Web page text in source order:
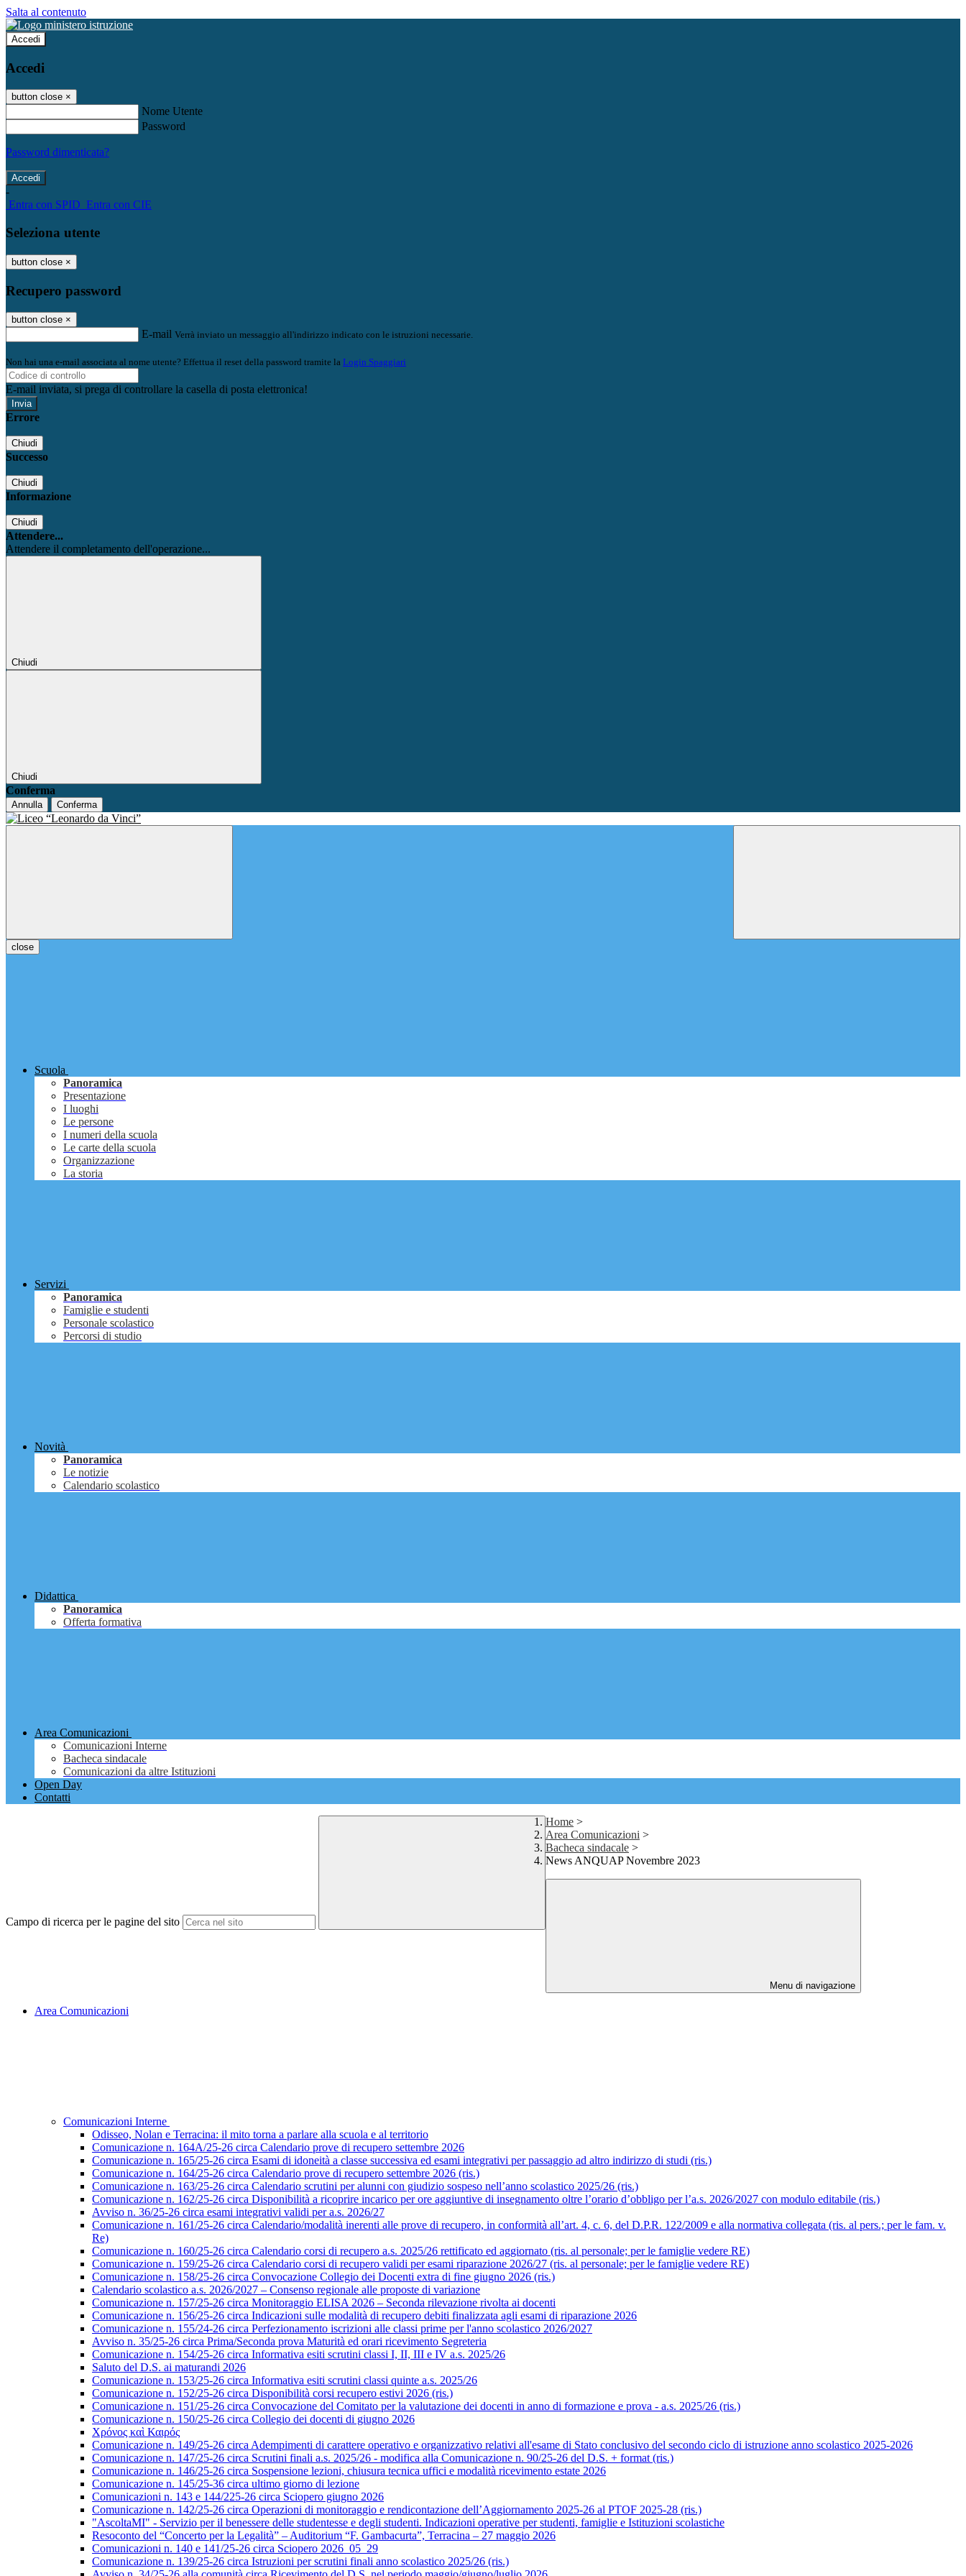
Salta al contenuto
Accedi
Accedi
button close ×
Nome Utente
Password
Password dimenticata?
-
Entra con SPID Entra con CIE
Seleziona utente
button close ×
Recupero password
button close ×
E-mail Verrà inviato un messaggio all'indirizzo indicato con le istruzioni necessarie.
Non hai una e-mail associata al nome utente? Effettua il reset della password tramite la Login Spaggiari
E-mail inviata, si prega di controllare la casella di posta elettronica!
Errore
Chiudi
Successo
Chiudi
Informazione
Chiudi
Attendere...
Attendere il completamento dell'operazione...
Chiudi
Chiudi
Conferma
Annulla Conferma
close
Scuola
Panoramica
Presentazione
I luoghi
Le persone
I numeri della scuola
Le carte della scuola
Organizzazione
La storia
Servizi
Panoramica
Famiglie e studenti
Personale scolastico
Percorsi di studio
Novità
Panoramica
Le notizie
Calendario scolastico
Didattica
Panoramica
Offerta formativa
Area Comunicazioni
Comunicazioni Interne
Bacheca sindacale
Comunicazioni da altre Istituzioni
Open Day
Contatti
Campo di ricerca per le pagine del sito
Home >
Area Comunicazioni >
Bacheca sindacale >
News ANQUAP Novembre 2023
Menu di navigazione
Area Comunicazioni
Comunicazioni Interne
Odisseo, Nolan e Terracina: il mito torna a parlare alla scuola e al territorio
Comunicazione n. 164A/25-26 circa Calendario prove di recupero settembre 2026
Comunicazione n. 165/25-26 circa Esami di idoneità a classe successiva ed esami integrativi per passaggio ad altro indirizzo di studi (ris.)
Comunicazione n. 164/25-26 circa Calendario prove di recupero settembre 2026 (ris.)
Comunicazione n. 163/25-26 circa Calendario scrutini per alunni con giudizio sospeso nell’anno scolastico 2025/26 (ris.)
Comunicazione n. 162/25-26 circa Disponibilità a ricoprire incarico per ore aggiuntive di insegnamento oltre l’orario d’obbligo per l’a.s. 2026/2027 con modulo editabile (ris.)
Avviso n. 36/25-26 circa esami integrativi validi per a.s. 2026/27
Comunicazione n. 161/25-26 circa Calendario/modalità inerenti alle prove di recupero, in conformità all’art. 4, c. 6, del D.P.R. 122/2009 e alla normativa collegata (ris. al pers.; per le fam. v.
Re)
Comunicazione n. 160/25-26 circa Calendario corsi di recupero a.s. 2025/26 rettificato ed aggiornato (ris. al personale; per le famiglie vedere RE)
Comunicazione n. 159/25-26 circa Calendario corsi di recupero validi per esami riparazione 2026/27 (ris. al personale; per le famiglie vedere RE)
Comunicazione n. 158/25-26 circa Convocazione Collegio dei Docenti extra di fine giugno 2026 (ris.)
Calendario scolastico a.s. 2026/2027 – Consenso regionale alle proposte di variazione
Comunicazione n. 157/25-26 circa Monitoraggio ELISA 2026 – Seconda rilevazione rivolta ai docenti
Comunicazione n. 156/25-26 circa Indicazioni sulle modalità di recupero debiti finalizzata agli esami di riparazione 2026
Comunicazione n. 155/24-26 circa Perfezionamento iscrizioni alle classi prime per l'anno scolastico 2026/2027
Avviso n. 35/25-26 circa Prima/Seconda prova Maturità ed orari ricevimento Segreteria
Comunicazione n. 154/25-26 circa Informativa esiti scrutini classi I, II, III e IV a.s. 2025/26
Saluto del D.S. ai maturandi 2026
Comunicazione n. 153/25-26 circa Informativa esiti scrutini classi quinte a.s. 2025/26
Comunicazione n. 152/25-26 circa Disponibilità corsi recupero estivi 2026 (ris.)
Comunicazione n. 151/25-26 circa Convocazione del Comitato per la valutazione dei docenti in anno di formazione e prova - a.s. 2025/26 (ris.)
Comunicazione n. 150/25-26 circa Collegio dei docenti di giugno 2026
Χρόνος καὶ Καιρός
Comunicazione n. 149/25-26 circa Adempimenti di carattere operativo e organizzativo relativi all'esame di Stato conclusivo del secondo ciclo di istruzione anno scolastico 2025-2026
Comunicazione n. 147/25-26 circa Scrutini finali a.s. 2025/26 - modifica alla Comunicazione n. 90/25-26 del D.S. + format (ris.)
Comunicazione n. 146/25-26 circa Sospensione lezioni, chiusura tecnica uffici e modalità ricevimento estate 2026
Comunicazione n. 145/25-36 circa ultimo giorno di lezione
Comunicazioni n. 143 e 144/225-26 circa Sciopero giugno 2026
Comunicazione n. 142/25-26 circa Operazioni di monitoraggio e rendicontazione dell’Aggiornamento 2025-26 al PTOF 2025-28 (ris.)
"AscoltaMI" - Servizio per il benessere delle studentesse e degli studenti. Indicazioni operative per studenti, famiglie e Istituzioni scolastiche
Resoconto del “Concerto per la Legalità” – Auditorium “F. Gambacurta”, Terracina – 27 maggio 2026
Comunicazioni n. 140 e 141/25-26 circa Sciopero 2026_05_29
Comunicazione n. 139/25-26 circa Istruzioni per scrutini finali anno scolastico 2025/26 (ris.)